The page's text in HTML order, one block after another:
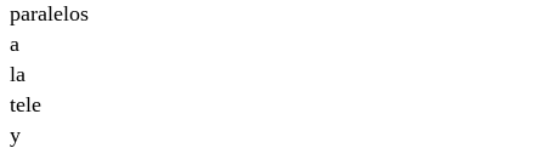
paralelos
a
la
tele
y